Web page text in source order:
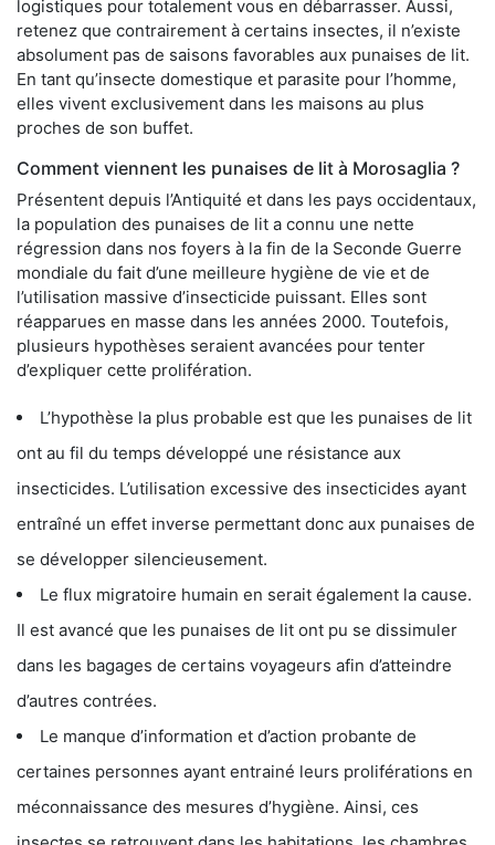
logistiques pour totalement vous en débarrasser. Aussi,
retenez que contrairement à certains insectes, il n’existe
absolument pas de saisons favorables aux punaises de lit.
En tant qu’insecte domestique et parasite pour l’homme,
elles vivent exclusivement dans les maisons au plus
proches de son buffet.
Comment viennent les punaises de lit à Morosaglia ?
Présentent depuis l’Antiquité et dans les pays occidentaux,
la population des punaises de lit a connu une nette
régression dans nos foyers à la fin de la Seconde Guerre
mondiale du fait d’une meilleure hygiène de vie et de
l’utilisation massive d’insecticide puissant. Elles sont
réapparues en masse dans les années 2000. Toutefois,
plusieurs hypothèses seraient avancées pour tenter
d’expliquer cette prolifération.
L’hypothèse la plus probable est que les punaises de lit
ont au fil du temps développé une résistance aux
insecticides. L’utilisation excessive des insecticides ayant
entraîné un effet inverse permettant donc aux punaises de
se développer silencieusement.
Le flux migratoire humain en serait également la cause.
Il est avancé que les punaises de lit ont pu se dissimuler
dans les bagages de certains voyageurs afin d’atteindre
d’autres contrées.
Le manque d’information et d’action probante de
certaines personnes ayant entrainé leurs proliférations en
méconnaissance des mesures d’hygiène. Ainsi, ces